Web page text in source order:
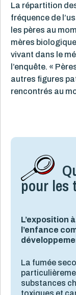
La répartition
fréquence de
les pères au
mères
vivant dans le
l’enquête. «
autres figures
rencontrés au
pour les
L’exposition
l’enfance
La fumée
substances